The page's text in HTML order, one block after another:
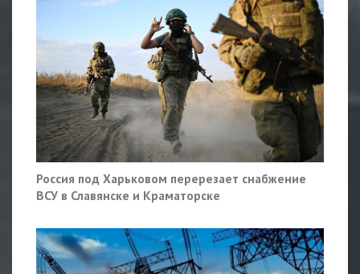
Россия под Харьковом перерезает снабжение
ВСУ в Славянске и Краматорске